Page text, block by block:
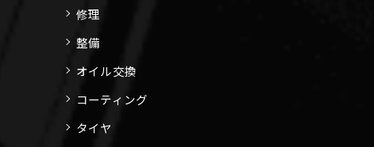
修理
整備
オイル交換
コーティング
タイヤ